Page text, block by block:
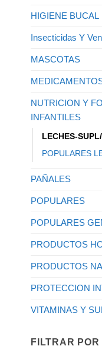
HIGIENE BUCAL
Insecticidas Y
MASCOTAS
NUTRICION Y
INFANTILES
LECHES-
POPULARES
PAÑALES
POPULARES
POPULARES
PRODUCTOS
PRODUCTOS
PROTECCION
VITAMINAS Y
FILTRAR